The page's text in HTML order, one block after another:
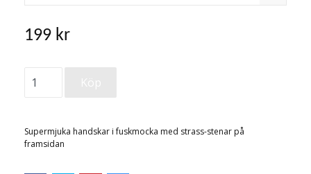
199 kr
Supermjuka handskar i fuskmocka med strass-stenar på
framsidan